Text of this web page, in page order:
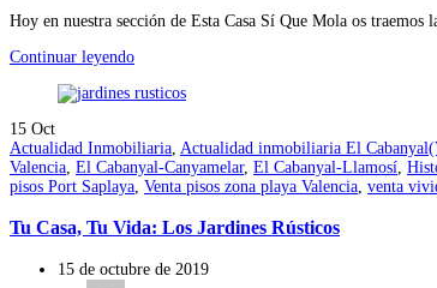
Hoy en nuestra sección de Esta Casa Sí Que Mola os traemos
Continuar leyendo
15 Oct
Actualidad Inmobiliaria, Actualidad inmobiliaria El
Valencia, El Cabanyal-Canyamelar, El Cabanyal-Llamosí,
pisos Port Saplaya, Venta pisos zona playa Valencia, venta
Tu Casa, Tu Vida: Los Jardines Rústicos
15 de octubre de 2019